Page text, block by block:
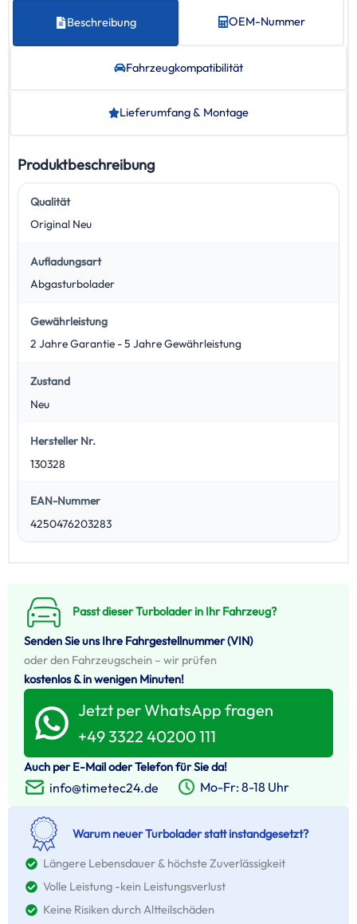
Beschreibung OEM-Nummer
Fahrzeug­kompatibilität
Lieferumfang & Montage
Produktbeschreibung
Qualität
Original Neu
Aufladungsart
Abgasturbolader
Gewährleistung
2 Jahre Garantie - 5 Jahre Gewährleistung
Zustand
Neu
Hersteller Nr.
130328
EAN-Nummer
4250476203283
Passt dieser Turbolader in Ihr Fahrzeug?
Senden Sie uns Ihre Fahrgestellnummer (VIN)
oder den Fahrzeugschein – wir prüfen
kostenlos & in wenigen Minuten!
Jetzt per WhatsApp fragen
+49 3322 40200 111
Auch per E-Mail oder Telefon für Sie da!
info@timetec24.de Mo-Fr: 8-18 Uhr
Warum neuer Turbolader statt instandgesetzt?
Längere Lebensdauer & höchste Zuverlässigkeit
Volle Leistung -kein Leistungsverlust
Keine Risiken durch Altteilschäden